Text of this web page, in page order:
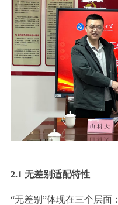
2.1 无差别适配特性
“无差别”体现在三个层面：